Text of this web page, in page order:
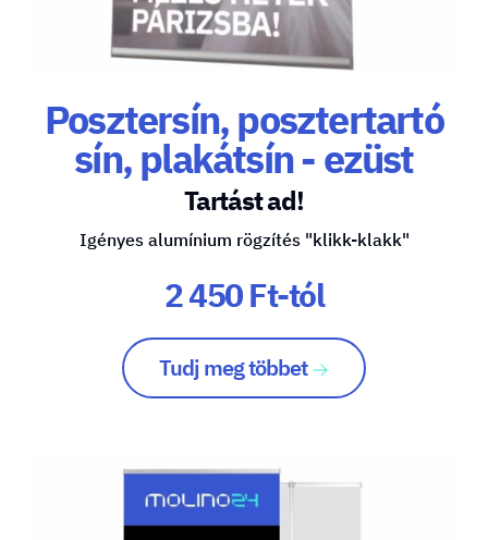
Posztersín, posztertartó
sín, plakátsín - ezüst
Tartást ad!
Igényes alumínium rögzítés "klikk-klakk"
2 450 Ft-tól
Tudj meg többet